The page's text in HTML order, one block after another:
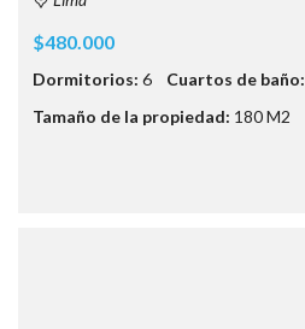
$480.000
Dormitorios: 6 Cuartos de baño:
Tamaño de la propiedad: 180 M2